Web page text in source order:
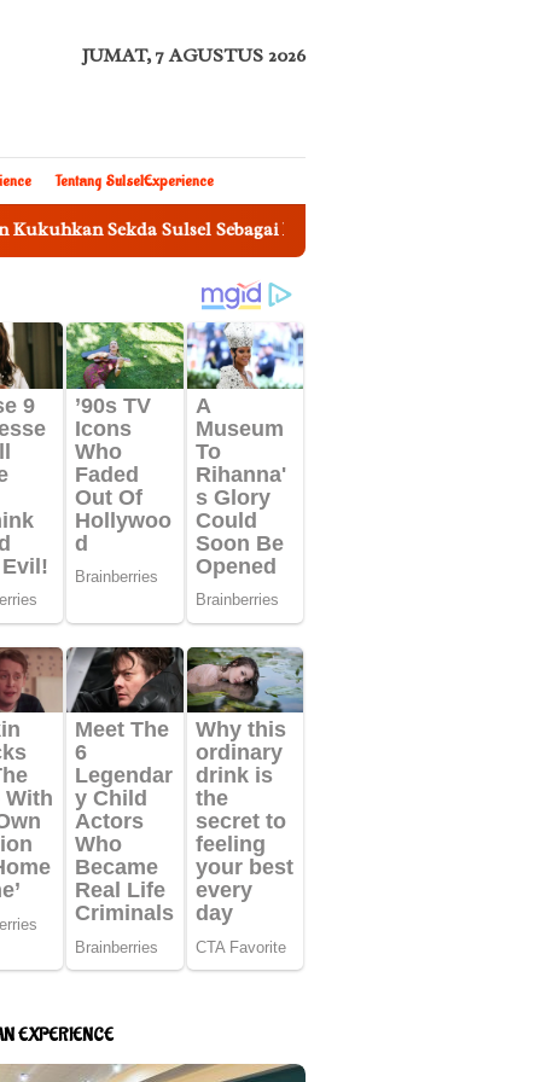
JUMAT, 7 AGUSTUS 2026
Tentang SulselExperience
Sulsel Sebagai Ketua Tim Pengawasan Penggunaan
EXPERIENCE